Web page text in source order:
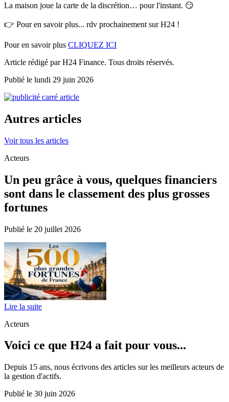
La maison joue la carte de la discrétion… pour l'instant. 😏
👉 Pour en savoir plus... rdv prochainement sur H24 !
Pour en savoir plus CLIQUEZ ICI
Article rédigé par H24 Finance. Tous droits réservés.
Publié le lundi 29 juin 2026
Autres articles
Voir tous les articles
Acteurs
Un peu grâce à vous, quelques financiers
sont dans le classement des plus grosses
fortunes
Publié le 20 juillet 2026
Lire la suite
Acteurs
Voici ce que H24 a fait pour vous...
Depuis 15 ans, nous écrivons des articles sur les meilleurs acteurs de
la gestion d'actifs.
Publié le 30 juin 2026